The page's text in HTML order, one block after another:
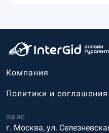
Компания
ОФИС
г. Москва, ул.
Политики и соглашения